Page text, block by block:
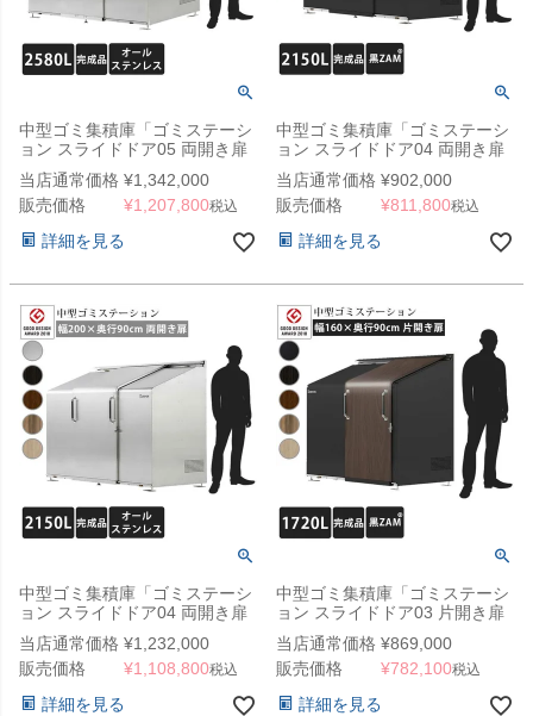
中型ゴミ集積庫「ゴミステーシ
ョン スライドドア05 両開き扉
ステンレス 2580L」 ※法人宛
配送限定（SN）
当店通常価格 ¥1,342,000
販売価格
¥1,207,800税込
詳細を見る
中型ゴミ集積庫「ゴミステーシ
ョン スライドドア04 両開き扉
黒ZAM 2150L」 ※法人宛配送
限定 （SN）
当店通常価格 ¥902,000
販売価格
¥811,800税込
詳細を見る
中型ゴミ集積庫「ゴミステーシ
ョン スライドドア04 両開き扉
ステンレス 2150L」 ※法人宛
配送限定 （SN）
当店通常価格 ¥1,232,000
販売価格
¥1,108,800税込
詳細を見る
中型ゴミ集積庫「ゴミステーシ
ョン スライドドア03 片開き扉
黒ZAM 1720L」 ※法人宛配送
限定 （SN）
当店通常価格 ¥869,000
販売価格
¥782,100税込
詳細を見る